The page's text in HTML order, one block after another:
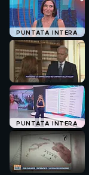
PUNTATA INTERA
PUNTATA INTERA